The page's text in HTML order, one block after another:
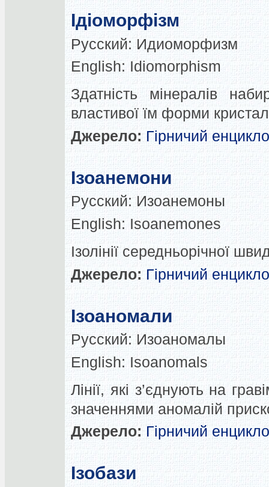
Ідіоморфізм
Русский: Идиоморфизм
English: Idiomorphism
Здатність мінералів
властивої їм форми
Джерело: Гірничий
Ізоанемони
Русский: Изоанемоны
English: Isoanemones
Ізолінії середньорічної
Джерело: Гірничий
Ізоаномали
Русский: Изоаномалы
English: Isoanomals
Лінії, які з’єднують на
значеннями аномалій
Джерело: Гірничий
Ізобази